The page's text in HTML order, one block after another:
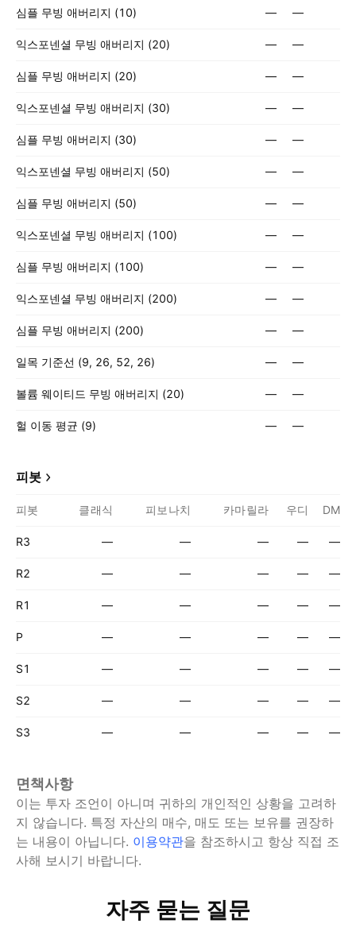
심플 무빙 애버리지 (10) — —
익스포넨셜 무빙 애버리지 (20) — —
심플 무빙 애버리지 (20) — —
익스포넨셜 무빙 애버리지 (30) — —
심플 무빙 애버리지 (30) — —
익스포넨셜 무빙 애버리지 (50) — —
심플 무빙 애버리지 (50) — —
익스포넨셜 무빙 애버리지 (100) — —
심플 무빙 애버리지 (100) — —
익스포넨셜 무빙 애버리지 (200) — —
심플 무빙 애버리지 (200) — —
일목 기준선 (9, 26, 52, 26) — —
볼륨 웨이티드 무빙 애버리지 (20) — —
헐 이동 평균 (9) — —
피봇
피봇 클래식 피보나치 카마릴라 우디 DM
R3 — — — — —
R2 — — — — —
R1 — — — — —
P — — — — —
S1 — — — — —
S2 — — — — —
S3 — — — — —
면책사항
이는 투자 조언이 아니며 귀하의 개인적인 상황을 고려하
지 않습니다. 특정 자산의 매수, 매도 또는 보유를 권장하
는 내용이 아닙니다. 이용약관을 참조하시고 항상 직접 조
사해 보시기 바랍니다.
자주 묻는 질문